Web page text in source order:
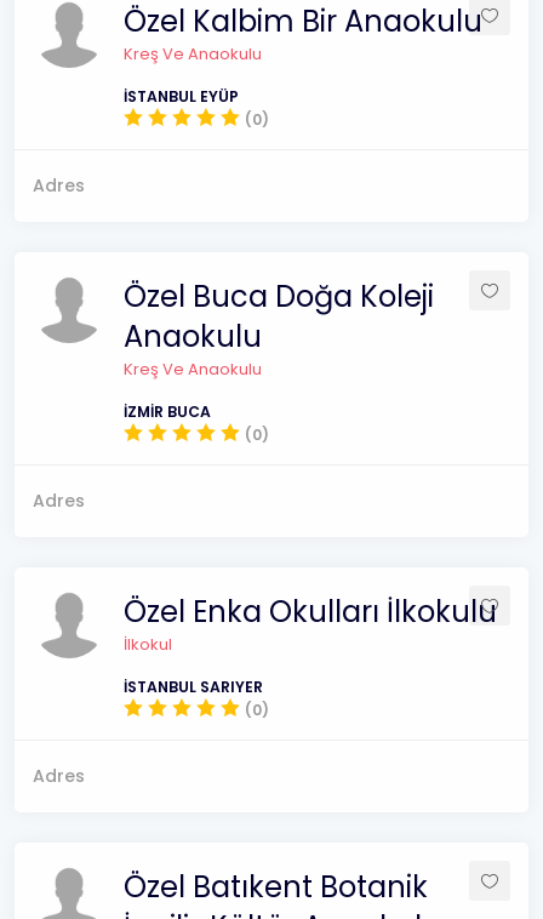
Özel Kalbim Bir Anaokulu
Kreş Ve Anaokulu
İSTANBUL EYÜP
(0)
Adres
Özel Buca Doğa Koleji
Anaokulu
Kreş Ve Anaokulu
İZMİR BUCA
(0)
Adres
Özel Enka Okulları İlkokulu
İlkokul
İSTANBUL SARIYER
(0)
Adres
Özel Batıkent Botanik